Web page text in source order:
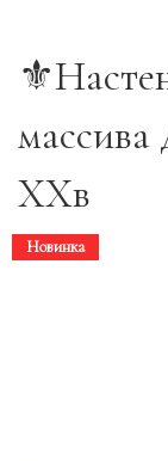
массива
ХХв
Новинка